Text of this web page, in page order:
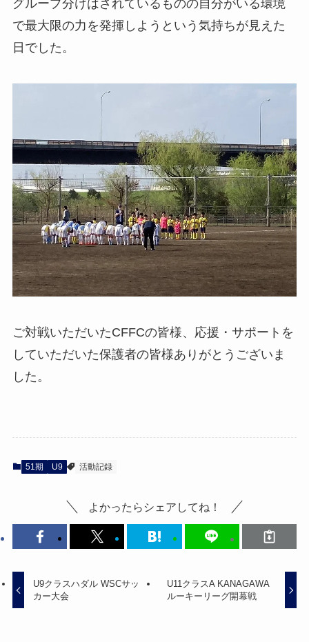
グループ分けはされているものの自分がいる環境
で最大限の力を発揮しようという気持ちが見えた
日でした。
ご対戦いただいたCFFCの皆様、応援・サポートを
していただいた保護者の皆様ありがとうございま
した。
51期 U9 活動記録
よかったらシェアしてね！
U9クラスハダル WSCサッ
カー大会
U11クラスA KANAGAWA
ルーキーリーグ開幕戦